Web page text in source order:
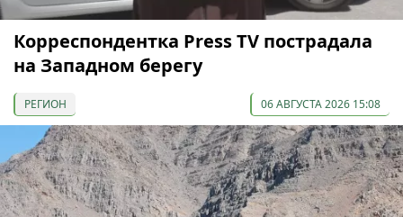
Корреспондентка Press TV пострадала
на Западном берегу
РЕГИОН 06 АВГУСТА 2026 15:08